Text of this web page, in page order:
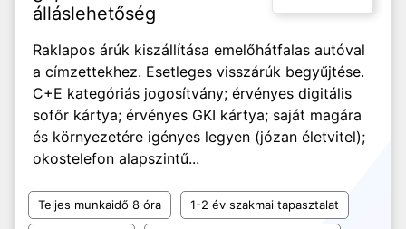
álláslehetőség
Raklapos árúk kiszállítása emelőhátfalas autóval
a címzettekhez. Esetleges visszárúk begyűjtése.
C+E kategóriás jogosítvány; érvényes digitális
sofőr kártya; érvényes GKI kártya; saját magára
és környezetére igényes legyen (józan életvitel);
okostelefon alapszintű...
Teljes munkaidő 8 óra 1-2 év szakmai tapasztalat